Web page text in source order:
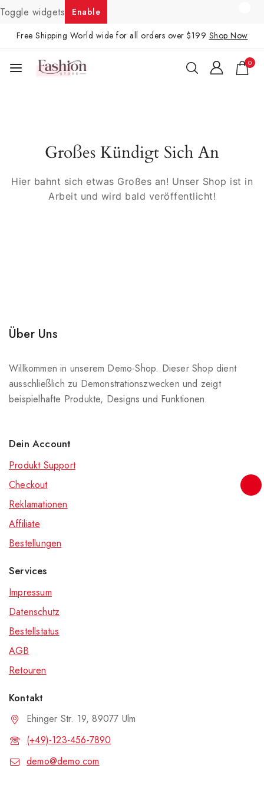
Toggle widgets
Enable
Free Shipping World wide for all orders over $199 Shop Now
0
Großes Kündigt Sich An
Hier bahnt sich etwas Großes an! Unser Shop ist in
Arbeit und wird bald veröffentlicht!
Über Uns
Willkommen in unserem Demo-Shop. Dieser Shop dient
ausschließlich zu Demonstrationszwecken und zeigt
beispielhafte Produkte, Designs und Funktionen.
Dein Account
Produkt Support
Checkout
Reklamationen
Affiliate
Bestellungen
Services
Impressum
Datenschutz
Bestellstatus
AGB
Retouren
Kontakt
Ehinger Str. 19, 89077 Ulm
(+49)-123-456-7890
demo@demo.com